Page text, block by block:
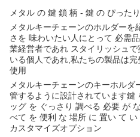
メタル の 鍵 鎖 柄 - 鍵 の ぴった
メタルキーチェーンのホルダーを
さを 味わいたい人にとって 必需
業経営者であれ スタイリッシュ
いる個人であれ,私たちの製品は
使用
メタルキーチェーンのキーホル
管するように設計されています鍵
ッグ を ぐっさり 調べる 必要 が
べて を 便利 な 場所 に 置い て い
カスタマイズオプション